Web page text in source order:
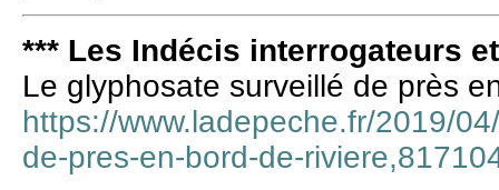
*** Les Indécis interrogateurs
Le glyphosate surveillé de près
https://www.ladepeche.fr/2019/
de-pres-en-bord-de-